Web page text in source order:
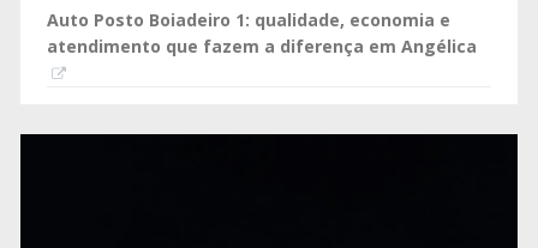
Auto Posto Boiadeiro 1: qualidade, economia e
atendimento que fazem a diferença em Angélica